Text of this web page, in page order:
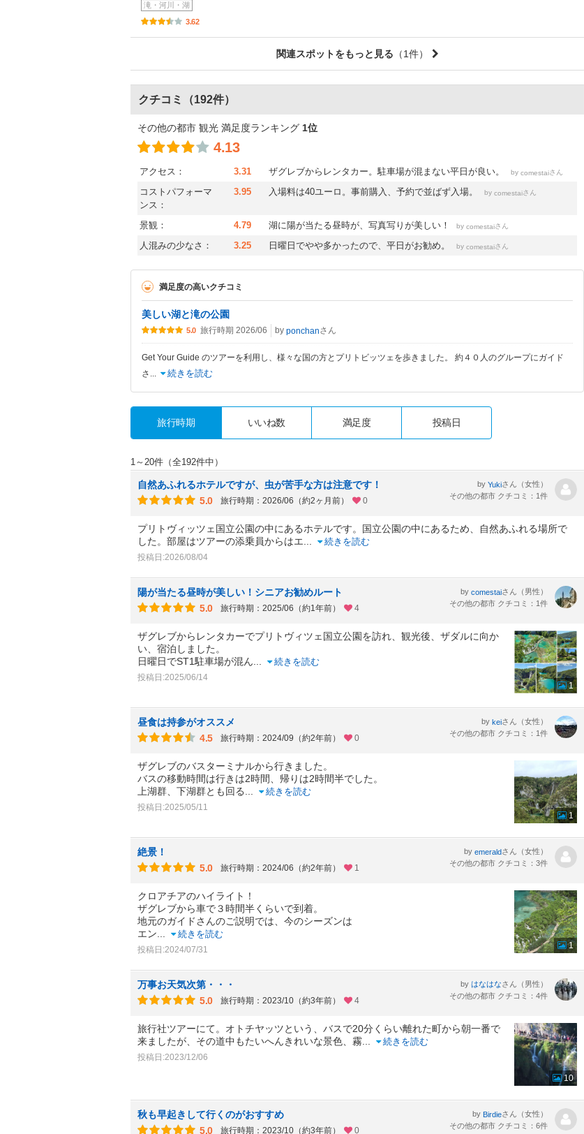
滝・河川・湖
3.62
関連スポットをもっと見る （1件）
クチコミ （192件）
その他の都市 観光 満足度ランキング 1位
4.13
アクセス： 3.31 ザグレブからレンタカー。駐車場が混まない平日が良い。 by comestaiさん
コストパフォーマ
ンス：
3.95 入場料は40ユーロ。事前購入、予約で並ばず入場。 by comestaiさん
景観： 4.79 湖に陽が当たる昼時が、写真写りが美しい！ by comestaiさん
人混みの少なさ： 3.25 日曜日でやや多かったので、平日がお勧め。 by comestaiさん
満足度の高いクチコミ
美しい湖と滝の公園
5.0 旅行時期 2026/06 by ponchanさん
Get Your Guide のツアーを利用し、様々な国の方とプリトビッツェを歩きました。 約４０人のグループにガイド
さ
続きを読む
旅行時期 いいね数 満足度 投稿日
1～20件（全192件中）
自然あふれるホテルですが、虫が苦手な方は注意です！
5.0
旅行時期：2026/06（約2ヶ月前） 0
by Yukiさん（女性）
その他の都市 クチコミ：1件
プリトヴィッツェ国立公園の中にあるホテルです。国立公園の中にあるため、自然あふれる場所で
した。部屋はツアーの添乗員からはエ
続きを読む
投稿日:2026/08/04
陽が当たる昼時が美しい！シニアお勧めルート
5.0
旅行時期：2025/06（約1年前） 4
by comestaiさん（男性）
その他の都市 クチコミ：1件
ザグレブからレンタカーでプリトヴィツェ国立公園を訪れ、観光後、ザダルに向か
い、宿泊しました。
日曜日でST1駐車場が混ん
続きを読む
投稿日:2025/06/14
1
昼食は持参がオススメ
4.5
旅行時期：2024/09（約2年前） 0
by keiさん（女性）
その他の都市 クチコミ：1件
ザグレブのバスターミナルから行きました。
バスの移動時間は行きは2時間、帰りは2時間半でした。
上湖群、下湖群とも回る
続きを読む
投稿日:2025/05/11
1
絶景！
5.0
旅行時期：2024/06（約2年前） 1
by emeraldさん（女性）
その他の都市 クチコミ：3件
クロアチアのハイライト！
ザグレブから車で３時間半くらいで到着。
地元のガイドさんのご説明では、今のシーズンは
エン
続きを読む
投稿日:2024/07/31 1
万事お天気次第・・・
5.0
旅行時期：2023/10（約3年前） 4
by はなはなさん（男性）
その他の都市 クチコミ：4件
旅行社ツアーにて。オトチヤッツという、バスで20分くらい離れた町から朝一番で
来ましたが、その道中もたいへんきれいな景色、霧
続きを読む
投稿日:2023/12/06
10
秋も早起きして行くのがおすすめ
5.0
旅行時期：2023/10（約3年前） 0
by Birdieさん（女性）
その他の都市 クチコミ：6件